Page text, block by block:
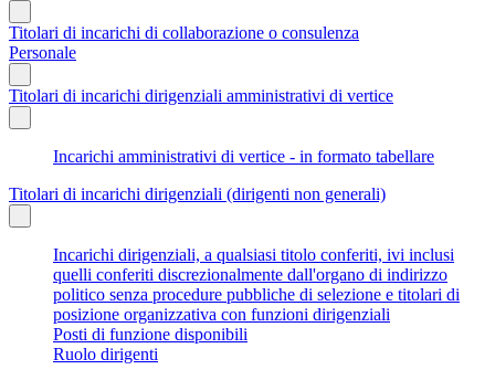
Titolari di incarichi di collaborazione o consulenza
Personale
Titolari di incarichi dirigenziali amministrativi di vertice
Incarichi amministrativi di vertice - in formato tabellare
Titolari di incarichi dirigenziali (dirigenti non generali)
Incarichi dirigenziali, a qualsiasi titolo conferiti, ivi inclusi
quelli conferiti discrezionalmente dall'organo di indirizzo
politico senza procedure pubbliche di selezione e titolari di
posizione organizzativa con funzioni dirigenziali
Posti di funzione disponibili
Ruolo dirigenti